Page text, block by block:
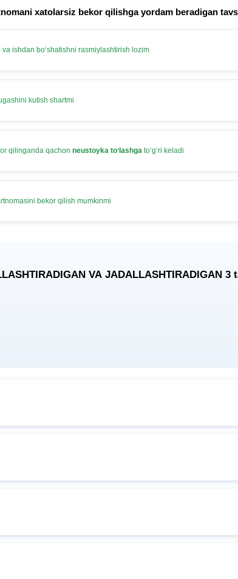
хatolarsiz bekor qilishga yordam beradigan
ishdan boʻshatishni rasmiylashtirish lozim
kutish shartmi
qilinganda qachon neustoyka toʻlashga toʻgʻri keladi
bekor qilish mumkinmi
VA JADALLASHTIRADIGAN 3